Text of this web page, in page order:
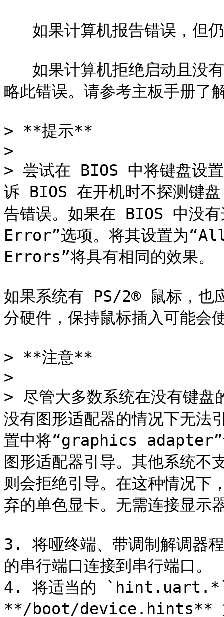
略此错误。请参考主板手册了
> **提示**
>
> 尝试在 BIOS 中将键盘
诉 BIOS 在开机时不探测键盘
告错误。如果在 BIOS 中没
Error”选项。将其设置为
Errors”将具有相同的效果。
如果系统有 PS/2® 鼠标，也
分硬件，保持鼠标插入可能会
> **注意**
>
> 尽管大多数系统在没有键盘
没有图形适配器的情况下无
置中将“graphics
图形适配器引导。其他系统不
则会拒绝引导。在这种情况下
弃的单色显卡。无需连接显示
3. 将哑终端、带调制解调器
的串行端口连接到串行端口。
4. 将适当的 `hint.uart.*`
**/boot/device.hints** 文